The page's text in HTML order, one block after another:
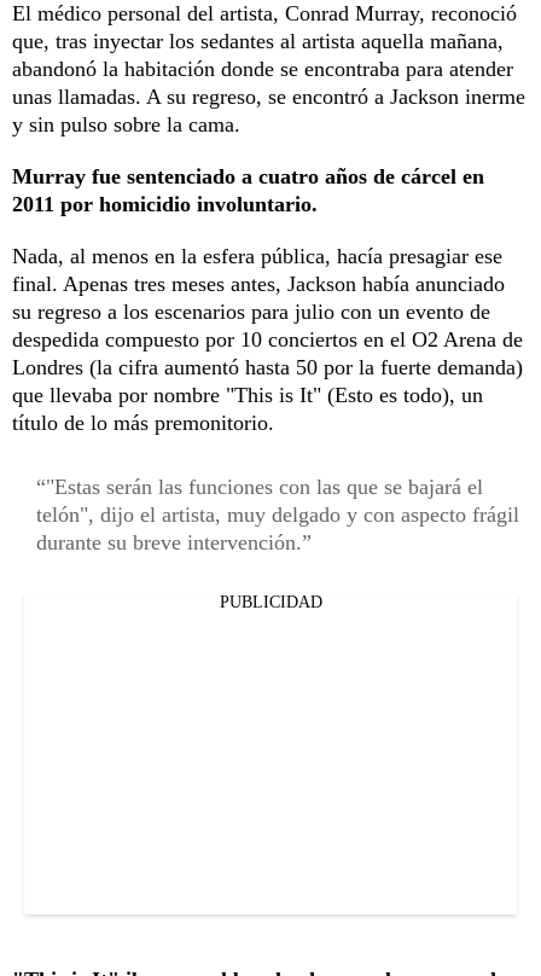
El médico personal del artista, Conrad Murray, reconoció
que, tras inyectar los sedantes al artista aquella mañana,
abandonó la habitación donde se encontraba para atender
unas llamadas. A su regreso, se encontró a Jackson inerme
y sin pulso sobre la cama.
Murray fue sentenciado a cuatro años de cárcel en
2011 por homicidio involuntario.
Nada, al menos en la esfera pública, hacía presagiar ese
final. Apenas tres meses antes, Jackson había anunciado
su regreso a los escenarios para julio con un evento de
despedida compuesto por 10 conciertos en el O2 Arena de
Londres (la cifra aumentó hasta 50 por la fuerte demanda)
que llevaba por nombre "This is It" (Esto es todo), un
título de lo más premonitorio.
"Estas serán las funciones con las que se bajará el
telón", dijo el artista, muy delgado y con aspecto frágil
durante su breve intervención.
PUBLICIDAD